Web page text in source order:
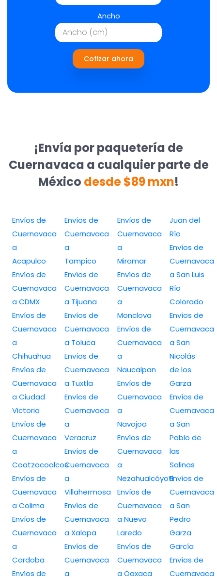
Ancho
Cotizar ahora
¡Envía por paquetería de
Cuernavaca a cualquier parte de
México desde $89 mxn!
Envíos de
Cuernavaca
a
Acapulco
Envíos de
Cuernavaca
a CDMX
Envíos de
Cuernavaca
a
Chihuahua
Envíos de
Cuernavaca
a Ciudad
Victoria
Envíos de
Cuernavaca
a
Coatzacoalcos
Envíos de
Cuernavaca
a Colima
Envíos de
Cuernavaca
a
Cordoba
Envíos de
Envíos de
Cuernavaca
a
Tampico
Envíos de
Cuernavaca
a Tijuana
Envíos de
Cuernavaca
a Toluca
Envíos de
Cuernavaca
a Tuxtla
Envíos de
Cuernavaca
a
Veracruz
Envíos de
Cuernavaca
a
Villahermosa
Envíos de
Cuernavaca
a Xalapa
Envíos de
Cuernavaca
a
Envíos de
Cuernavaca
a
Miramar
Envíos de
Cuernavaca
a
Monclova
Envíos de
Cuernavaca
a
Naucalpan
Envíos de
Cuernavaca
a
Navojoa
Envíos de
Cuernavaca
a
Nezahualcóyotl
Envíos de
Cuernavaca
a Nuevo
Laredo
Envíos de
Cuernavaca
a Oaxaca
Juan del
Río
Envíos de
Cuernavaca
a San Luis
Río
Colorado
Envíos de
Cuernavaca
a San
Nicolás
de los
Garza
Envíos de
Cuernavaca
a San
Pablo de
las
Salinas
Envíos de
Cuernavaca
a San
Pedro
Garza
García
Envíos de
Cuernavaca